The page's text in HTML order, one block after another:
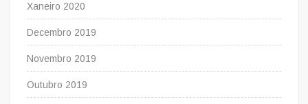
Xaneiro 2020
Decembro 2019
Novembro 2019
Outubro 2019